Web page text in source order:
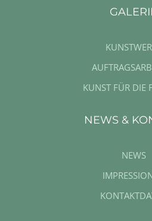
KUNST FÜR DIE
NEWS &
NEWS